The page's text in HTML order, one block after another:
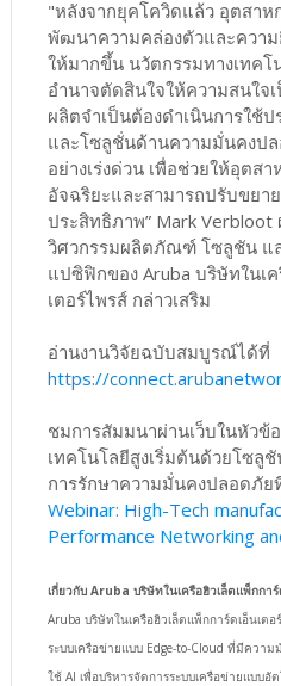
"หลังจากยุคโควิดแล้ว อุตสาห
พัฒนาความคล่องตัวและควา
ให้มากขึ้น นวัตกรรมทางเทค
อำนาจตัดสินใจให้ความสนใจ
ผลิตจำเป็นต้องดำเนินการใช้
และโซลูชั่นด้านความมั่นคงป
อย่างเร่งด่วน เพื่อช่วยให้อุตส
อัจฉริยะและสามารถปรับขยา
ประสิทธิภาพ” Mark Verbloot
วิศวกรรมผลิตภัณฑ์ โซลูชัน แ
แปซิฟิกของ Aruba บริษัทในเ
เตอร์ไพรส์ กล่าวเสริม
อ่านงานวิจัยฉบับสมบูรณ์ได้ที่
https://
ชมการสัมมนาผ่านเว็บในหัวข้
เทคโนโลยีสูงเริ่มต้นด้วยโซลู
การรักษาความมั่นคงปลอดภัย
Webinar: High-Tech
Performance Networking
เกี่ยวกับ Aruba บริษัทในเครือฮิวเล็ตแพ็กการ์
Aruba บริษัทในเครือฮิวเล็ตแพ็กการ์ดเอ็นเต
ระบบเครือข่ายแบบ Edge-to-Cloud ที่มีคว
ใช้ AI เพื่อบริหารจัดการระบบเครือข่ายแบบ